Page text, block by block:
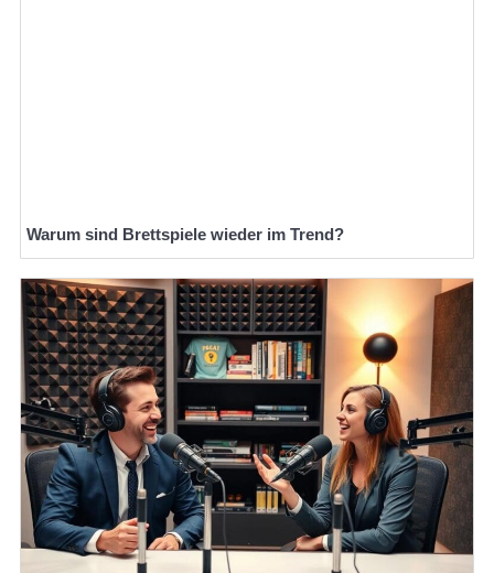
Warum sind Brettspiele wieder im Trend?